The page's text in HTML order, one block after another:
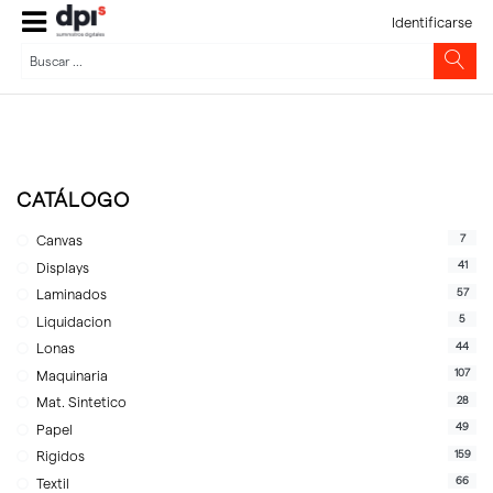
Identificarse
CATÁLOGO
Canvas 7
Displays 41
Laminados 57
Liquidacion 5
Lonas 44
Maquinaria 107
Mat. Sintetico 28
Papel 49
Rigidos 159
Textil 66